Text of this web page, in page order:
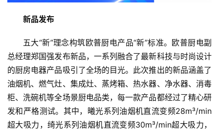
新品发布
五大“新”理念构筑欧普厨电产品“新”标准。欧普厨电副
总经理郑国强发布新品，一系列融合了最新科技与时尚设计
的厨房电器产品吸引了全场的目光。此次推出的新品涵盖了
油烟机、燃气灶、集成灶、蒸烤箱、热水器、净水器、消毒
柜、洗碗机等全场景厨电品类，每一款产品都经过了精心研
发和严格测试。其中，曦光系列油烟机直流变频28m³/min
超大吸力，绮光系列油烟机直流变频30m³/min超大吸力，